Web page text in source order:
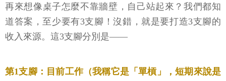
再來想像桌子怎麼不靠牆壁，自己站起來？我們都知
道答案，至少要有3支腳！沒錯，就是要打造3支腳的
收入來源。這3支腳分別是——
第1支腳：目前工作（我稱它是「單槓」，短期來說是